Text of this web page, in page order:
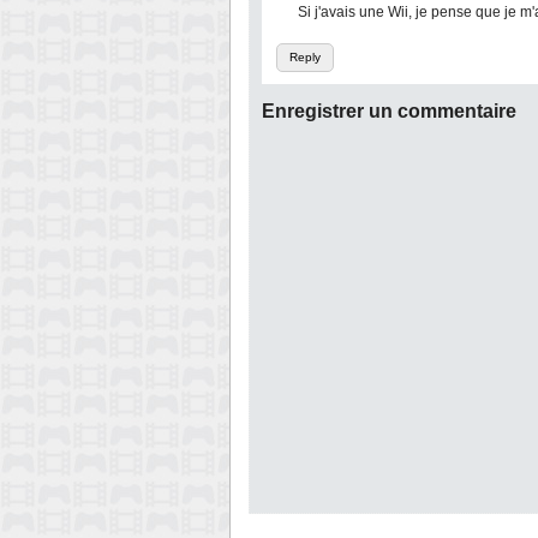
Reply
Si j'avais une Wii, je pense que je
Enregistrer un commentaire